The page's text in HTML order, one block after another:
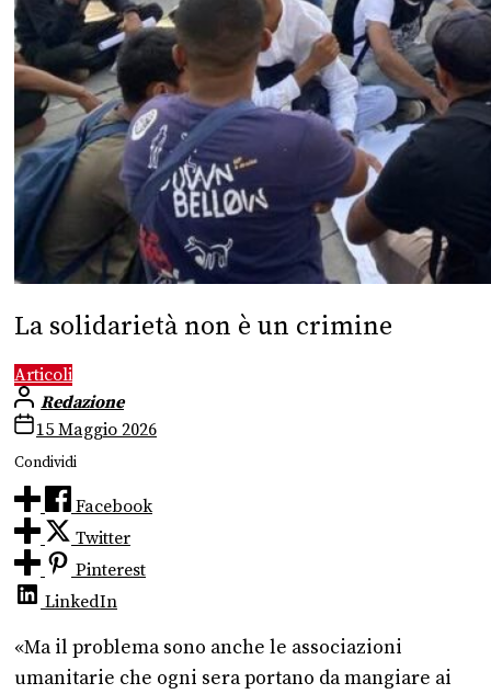
La solidarietà non è un crimine
Articoli
Redazione
15 Maggio 2026
Condividi
Facebook
Twitter
Pinterest
LinkedIn
«Ma il problema sono anche le associazioni
umanitarie che ogni sera portano da mangiare ai